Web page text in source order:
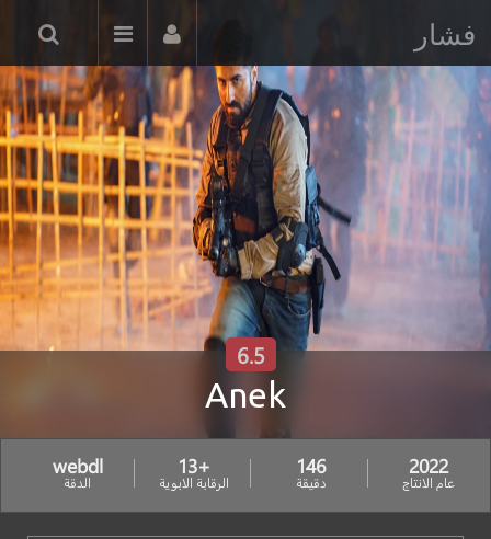
فشار
Anek
6.5
2022
عام الانتاج
146
دقيقة
+13
الرقابة الابوية
webdl
الدقة